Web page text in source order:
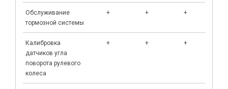
Обслуживание
тормозной системы
+ + +
Калибровка
датчиков угла
поворота рулевого
колеса
+ + +